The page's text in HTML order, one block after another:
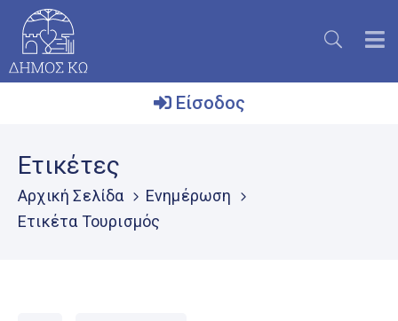
Δήμος
Το
Νησί
Είσοδος
Ετικέτες
Αρχική Σελίδα
Ενημέρωση
Ετικέτα Τουρισμός